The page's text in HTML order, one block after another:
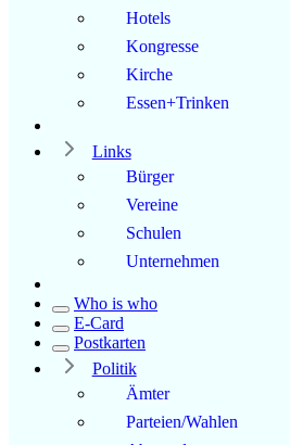
Hotels
Kongresse
Kirche
Essen+Trinken
Links
Bürger
Vereine
Schulen
Unternehmen
Who is who
E-Card
Postkarten
Politik
Ämter
Parteien/Wahlen